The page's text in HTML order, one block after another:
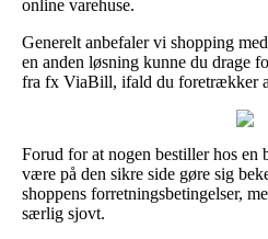
online varehuse.
Generelt anbefaler vi shopping
en anden løsning kunne du drage
fra fx ViaBill, ifald du foretrækker
Forud for at nogen bestiller hos en
være på den sikre side gøre sig
shoppens forretningsbetingelser,
særlig sjovt.